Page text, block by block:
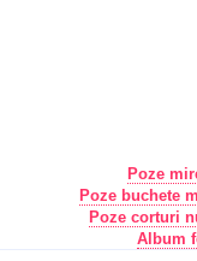
Poze
Poze buchete
Poze corturi
Album